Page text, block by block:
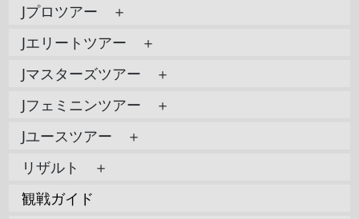
Jプロツアー ＋
Jエリートツアー ＋
Jマスターズツアー ＋
Jフェミニンツアー ＋
Jユースツアー ＋
リザルト ＋
観戦ガイド